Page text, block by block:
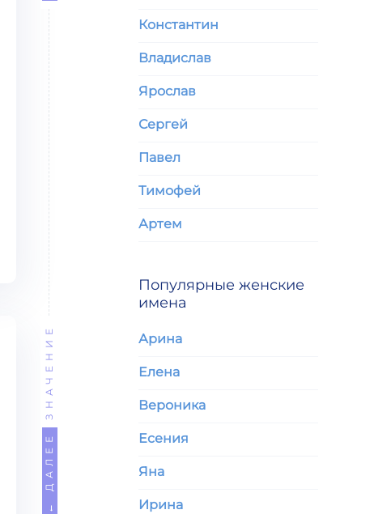
← ДАЛЕЕ
ЗНАЧЕНИЕ
Константин
Владислав
Ярослав
Сергей
Павел
Тимофей
Артем
Популярные женские
имена
Арина
Елена
Вероника
Есения
Яна
Ирина